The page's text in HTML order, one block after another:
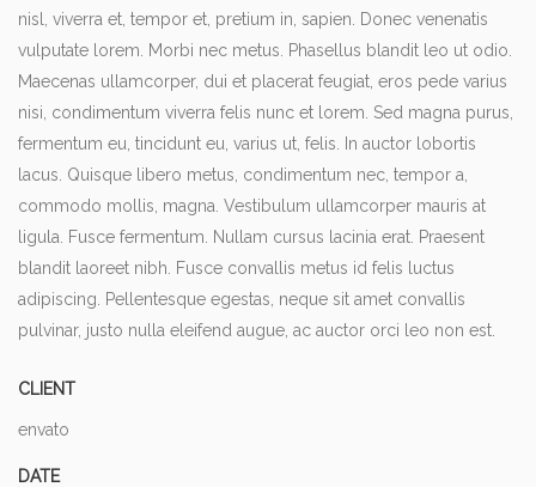
nisl, viverra et, tempor et, pretium in, sapien. Donec venenatis
vulputate lorem. Morbi nec metus. Phasellus blandit leo ut odio.
Maecenas ullamcorper, dui et placerat feugiat, eros pede varius
nisi, condimentum viverra felis nunc et lorem. Sed magna purus,
fermentum eu, tincidunt eu, varius ut, felis. In auctor lobortis
lacus. Quisque libero metus, condimentum nec, tempor a,
commodo mollis, magna. Vestibulum ullamcorper mauris at
ligula. Fusce fermentum. Nullam cursus lacinia erat. Praesent
blandit laoreet nibh. Fusce convallis metus id felis luctus
adipiscing. Pellentesque egestas, neque sit amet convallis
pulvinar, justo nulla eleifend augue, ac auctor orci leo non est.
CLIENT
envato
DATE